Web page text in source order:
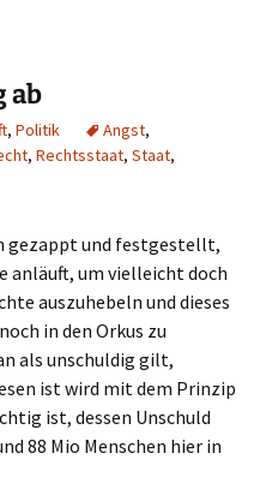
ab
, Politik Angst,
, Rechtsstaat, Staat,
gezappt und festgestellt,
anläuft, um vielleicht doch
auszuhebeln und dieses
in den Orkus zu
als unschuldig gilt,
ist wird mit dem Prinzip
ist, dessen Unschuld
88 Mio Menschen hier in